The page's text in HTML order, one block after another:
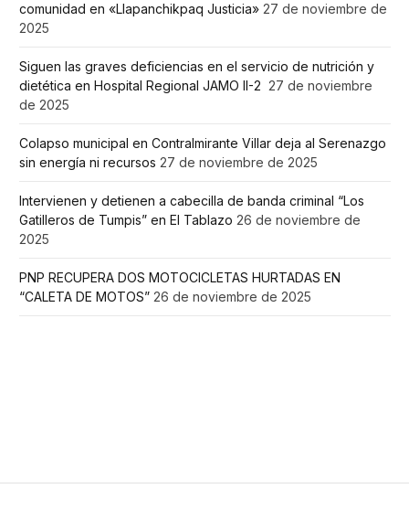
comunidad en «Llapanchikpaq Justicia» 27 de noviembre de
2025
Siguen las graves deficiencias en el servicio de nutrición y
dietética en Hospital Regional JAMO II-2 27 de noviembre
de 2025
Colapso municipal en Contralmirante Villar deja al Serenazgo
sin energía ni recursos 27 de noviembre de 2025
Intervienen y detienen a cabecilla de banda criminal “Los
Gatilleros de Tumpis” en El Tablazo 26 de noviembre de
2025
PNP RECUPERA DOS MOTOCICLETAS HURTADAS EN
“CALETA DE MOTOS” 26 de noviembre de 2025